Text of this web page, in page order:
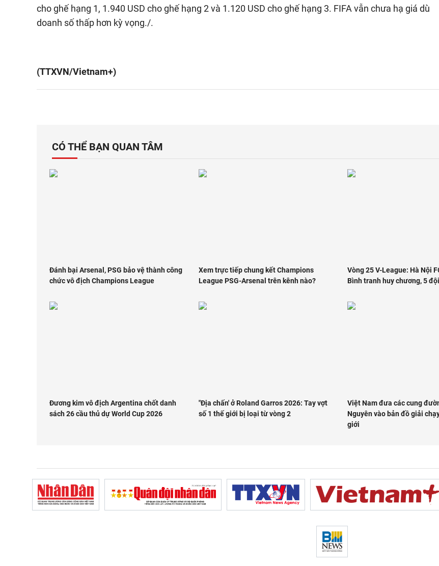
cho ghế hạng 1, 1.940 USD cho ghế hạng 2 và 1.120 USD cho ghế hạng 3. FIFA vẫn chưa hạ giá dù
doanh số thấp hơn kỳ vọng./.
(TTXVN/Vietnam+)
CÓ THỂ BẠN QUAN TÂM
Đánh bại Arsenal, PSG bảo vệ thành công
chức vô địch Champions League
Xem trực tiếp chung kết Champions
League PSG-Arsenal trên kênh nào?
Vòng 25 V-League: Hà Nội
Bình tranh huy chương, 5
Đương kim vô địch Argentina chốt danh
sách 26 cầu thủ dự World Cup 2026
"Địa chấn' ở Roland Garros 2026: Tay vợt
số 1 thế giới bị loại từ vòng 2
Việt Nam đưa các cung
Nguyên vào bản đồ giải
giới